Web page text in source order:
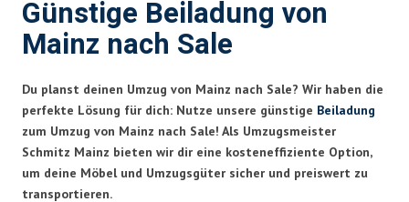
Günstige Beiladung von
Mainz nach Sale
Du planst deinen Umzug von Mainz nach Sale? Wir haben die
perfekte Lösung für dich: Nutze unsere günstige Beiladung
zum Umzug von Mainz nach Sale! Als Umzugsmeister
Schmitz Mainz bieten wir dir eine kosteneffiziente Option,
um deine Möbel und Umzugsgüter sicher und preiswert zu
transportieren.